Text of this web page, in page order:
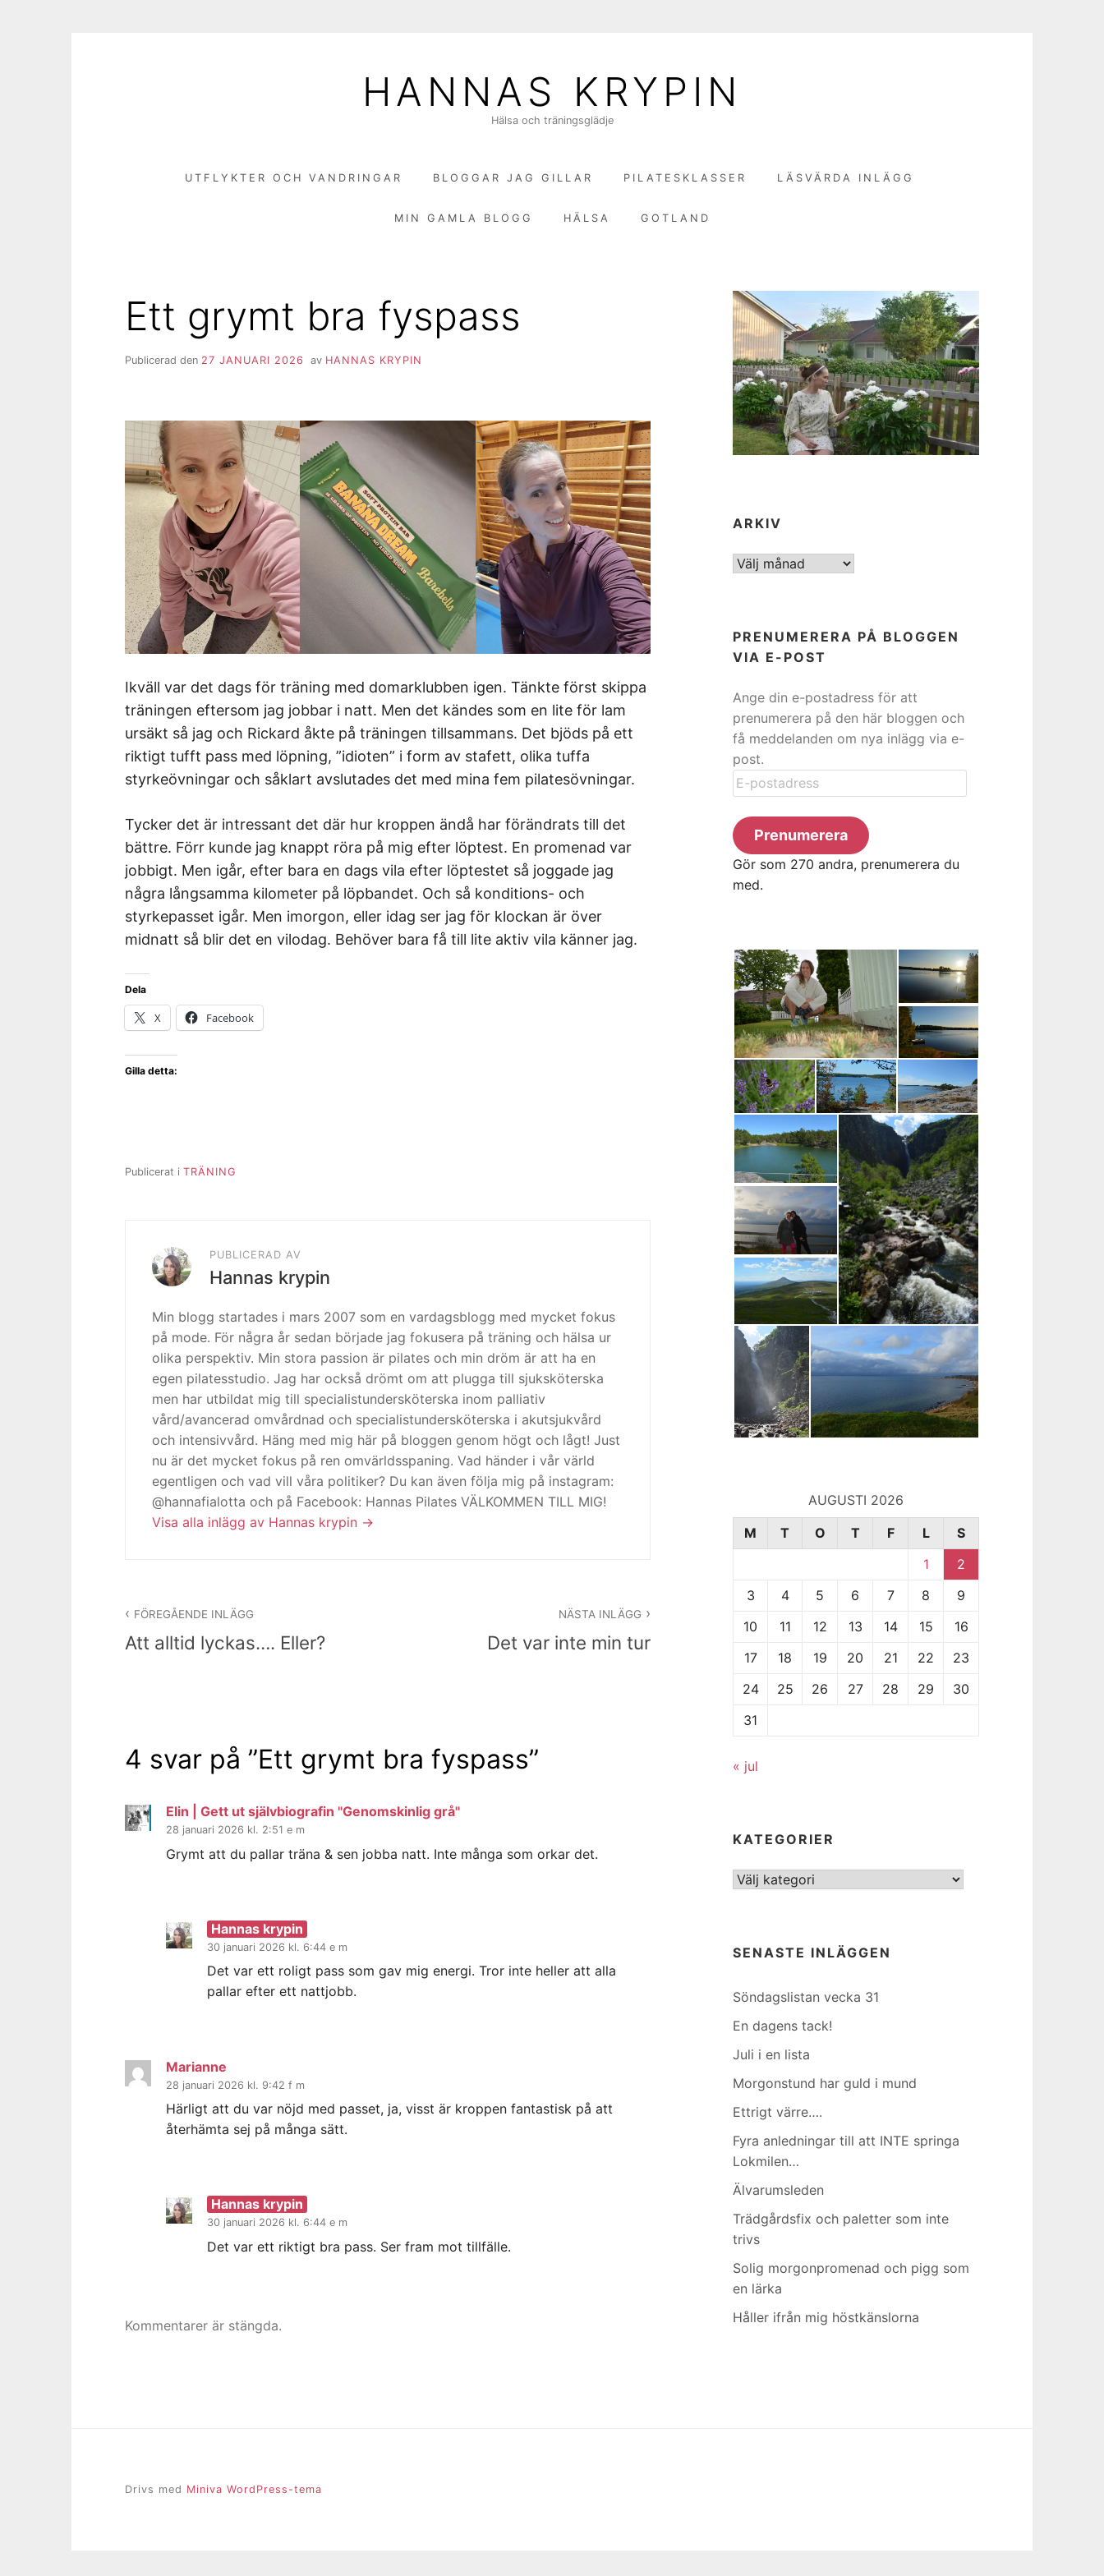
HANNAS KRYPIN
Hälsa och träningsglädje
UTFLYKTER OCH VANDRINGAR BLOGGAR JAG GILLAR PILATESKLASSER LÄSVÄRDA INLÄGG
MIN GAMLA BLOGG HÄLSA GOTLAND
Ett grymt bra fyspass
Publicerad den 27 JANUARI 2026 av HANNAS KRYPIN
Ikväll var det dags för träning med domarklubben igen. Tänkte först skippa
träningen eftersom jag jobbar i natt. Men det kändes som en lite för lam
ursäkt så jag och Rickard åkte på träningen tillsammans. Det bjöds på ett
riktigt tufft pass med löpning, ”idioten” i form av stafett, olika tuffa
styrkeövningar och såklart avslutades det med mina fem pilatesövningar.
Tycker det är intressant det där hur kroppen ändå har förändrats till det
bättre. Förr kunde jag knappt röra på mig efter löptest. En promenad var
jobbigt. Men igår, efter bara en dags vila efter löptestet så joggade jag
några långsamma kilometer på löpbandet. Och så konditions- och
styrkepasset igår. Men imorgon, eller idag ser jag för klockan är över
midnatt så blir det en vilodag. Behöver bara få till lite aktiv vila känner jag.
Dela
X Facebook
Gilla detta:
Publicerat i TRÄNING
PUBLICERAD AV
Hannas krypin
Min blogg startades i mars 2007 som en vardagsblogg med mycket fokus
på mode. För några år sedan började jag fokusera på träning och hälsa ur
olika perspektiv. Min stora passion är pilates och min dröm är att ha en
egen pilatesstudio. Jag har också drömt om att plugga till sjuksköterska
men har utbildat mig till specialistundersköterska inom palliativ
vård/avancerad omvårdnad och specialistundersköterska i akutsjukvård
och intensivvård. Häng med mig här på bloggen genom högt och lågt! Just
nu är det mycket fokus på ren omvärldsspaning. Vad händer i vår värld
egentligen och vad vill våra politiker? Du kan även följa mig på instagram:
@hannafialotta och på Facebook: Hannas Pilates VÄLKOMMEN TILL MIG!
Visa alla inlägg av Hannas krypin
FÖREGÅENDE INLÄGG
Att alltid lyckas…. Eller?
NÄSTA INLÄGG
Det var inte min tur
4 svar på ”Ett grymt bra fyspass”
Elin | Gett ut självbiografin "Genomskinlig grå"
28 januari 2026 kl. 2:51 e m
Grymt att du pallar träna & sen jobba natt. Inte många som orkar det.
Hannas krypin
30 januari 2026 kl. 6:44 e m
Det var ett roligt pass som gav mig energi. Tror inte heller att alla
pallar efter ett nattjobb.
Marianne
28 januari 2026 kl. 9:42 f m
Härligt att du var nöjd med passet, ja, visst är kroppen fantastisk på att
återhämta sej på många sätt.
Hannas krypin
30 januari 2026 kl. 6:44 e m
Det var ett riktigt bra pass. Ser fram mot tillfälle.
Kommentarer är stängda.
ARKIV
ARKIV
PRENUMERERA PÅ BLOGGEN
VIA E-POST
Ange din e-postadress för att
prenumerera på den här bloggen och
få meddelanden om nya inlägg via e-
post.
E-
postadress
Prenumerera
Gör som 270 andra, prenumerera du
med.
AUGUSTI 2026
M
T O T F L
S
1
2
3
4 5 6 7 8
9
10
11 12 13 14 15
16
17
18 19 20 21 22
23
24
25 26 27 28 29
30
31
« jul
KATEGORIER
Kategorier
SENASTE INLÄGGEN
Söndagslistan vecka 31
En dagens tack!
Juli i en lista
Morgonstund har guld i mund
Ettrigt värre….
Fyra anledningar till att INTE springa
Lokmilen…
Älvarumsleden
Trädgårdsfix och paletter som inte
trivs
Solig morgonpromenad och pigg som
en lärka
Håller ifrån mig höstkänslorna
Drivs med Miniva WordPress-tema